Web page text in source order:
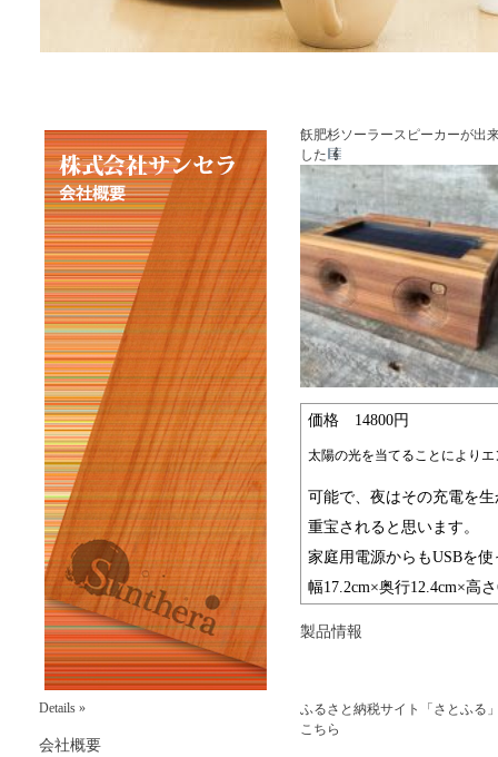
Details »
会社概要
飫肥杉ソーラースピーカーが出
した
価格 14800円
太陽の光を当てることにより
可能で、夜はその充電を
重宝されると思います。
家庭用電源からもUSBを
幅17.2cm×奥行12.4cm×高
製品情報
ふるさと納税サイト「さとふる
こちら